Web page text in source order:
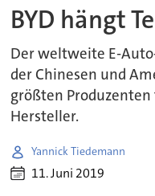
BYD hängt
Der weltweite E-
der Chinesen und
größten
Hersteller.
Yannick Tiedemann
11. Juni 2019